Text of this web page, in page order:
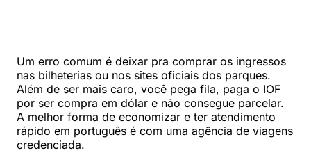
Um erro comum é deixar pra comprar os ingressos
nas bilheterias ou nos sites oficiais dos parques.
Além de ser mais caro, você pega fila, paga o IOF
por ser compra em dólar e não consegue parcelar.
A melhor forma de economizar e ter atendimento
rápido em português é com uma agência de viagens
credenciada.